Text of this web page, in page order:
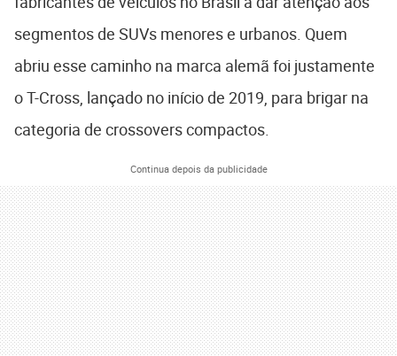
segmentos de SUVs menores e urbanos. Quem
abriu esse caminho na marca alemã foi justamente
o T-Cross, lançado no início de 2019, para brigar na
categoria de crossovers compactos.
Continua depois da publicidade